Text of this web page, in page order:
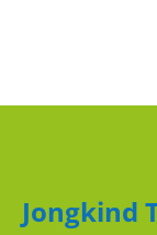
Jongkind